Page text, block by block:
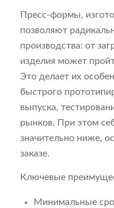
Пресс-формы,
позволяют
производства: от
изделия может
Это делает их
быстрого
выпуска,
рынков. При этом
значительно ниже,
заказе.
Ключевые
Минимальные